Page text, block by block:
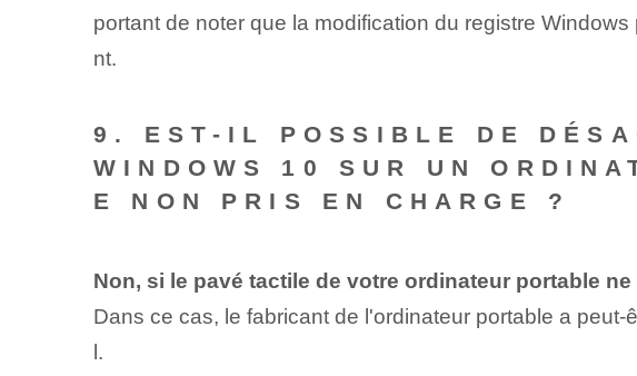
portant de noter que la modification du registre
nt.
9. EST-IL POSSIBLE DE
WINDOWS 10 SUR UN
E NON PRIS EN CHARGE ?
Non, si le pavé tactile de votre ordinateur portable
Dans ce cas, le fabricant de l'ordinateur portable a
l.